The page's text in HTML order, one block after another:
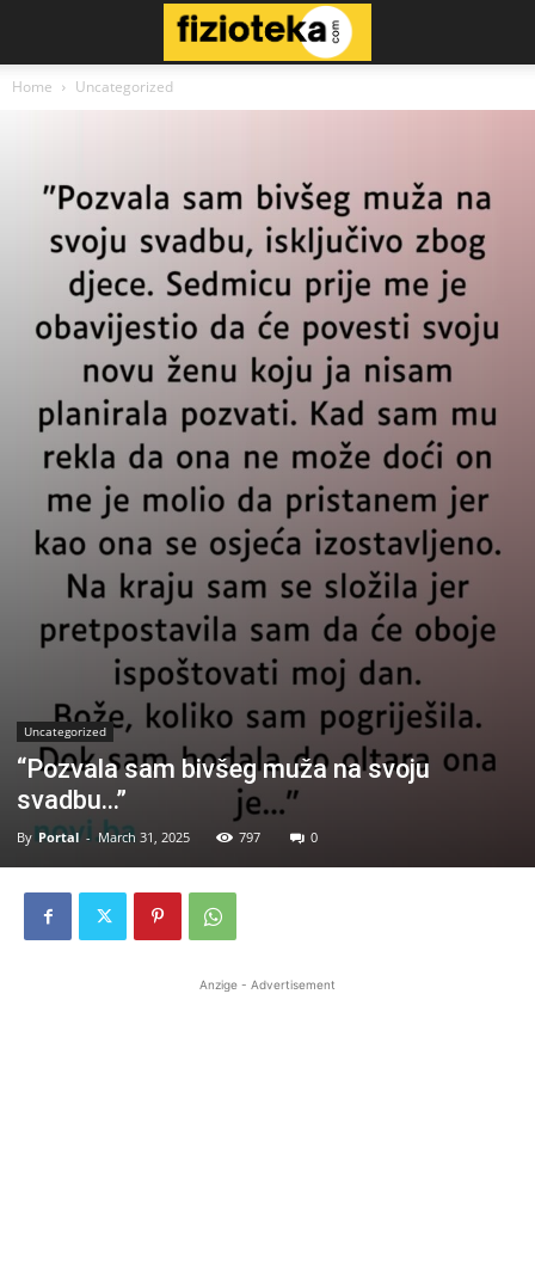
Home Uncategorized
Uncategorized
“Pozvala sam bivšeg muža na svoju
svadbu…”
By Portal - March 31, 2025 797 0
Anzige - Advertisement